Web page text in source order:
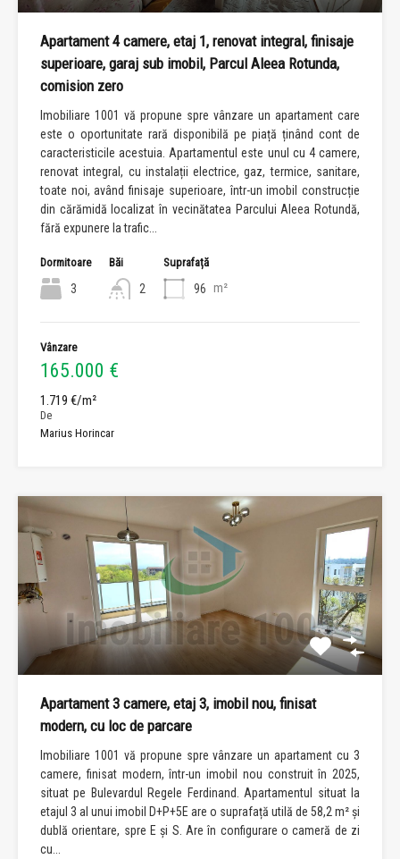
Apartament 4 camere, etaj 1, renovat integral, finisaje
superioare, garaj sub imobil, Parcul Aleea Rotunda,
comision zero
Imobiliare 1001 vă propune spre vânzare un apartament care
este o oportunitate rară disponibilă pe piață ținând cont de
caracteristicile acestuia. Apartamentul este unul cu 4 camere,
renovat integral, cu instalații electrice, gaz, termice, sanitare,
toate noi, având finisaje superioare, într-un imobil construcție
din cărămidă localizat în vecinătatea Parcului Aleea Rotundă,
fără expunere la trafic...
Dormitoare
3
Băi
2
Suprafață
96 m²
Vânzare
165.000 €
1.719 €/m²
De
Marius Horincar
Apartament 3 camere, etaj 3, imobil nou, finisat
modern, cu loc de parcare
Imobiliare 1001 vă propune spre vânzare un apartament cu 3
camere, finisat modern, într-un imobil nou construit în 2025,
situat pe Bulevardul Regele Ferdinand. Apartamentul situat la
etajul 3 al unui imobil D+P+5E are o suprafață utilă de 58,2 m² și
dublă orientare, spre E și S. Are în configurare o cameră de zi
cu...